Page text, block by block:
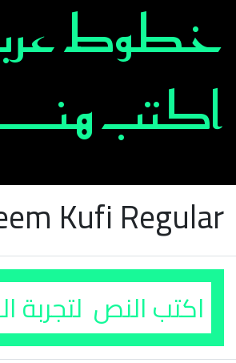
Kufi Regular